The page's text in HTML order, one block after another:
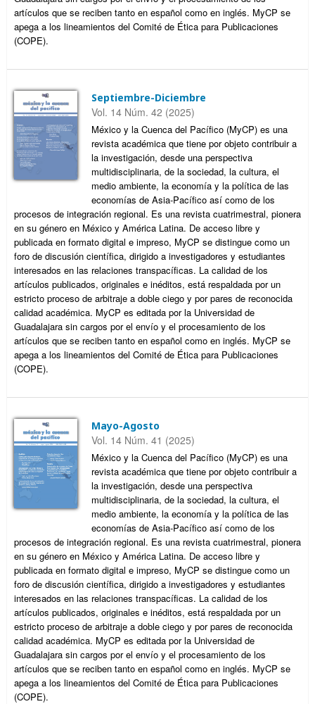
artículos que se reciben tanto en español como en inglés. MyCP se
apega a los lineamientos del Comité de Ética para Publicaciones
(COPE).
Septiembre-Diciembre
Vol. 14 Núm. 42 (2025)
México y la Cuenca del Pacífico (MyCP) es una
revista académica que tiene por objeto contribuir a
la investigación, desde una perspectiva
multidisciplinaria, de la sociedad, la cultura, el
medio ambiente, la economía y la política de las
economías de Asia-Pacífico así como de los
procesos de integración regional. Es una revista cuatrimestral, pionera
en su género en México y América Latina. De acceso libre y
publicada en formato digital e impreso, MyCP se distingue como un
foro de discusión científica, dirigido a investigadores y estudiantes
interesados en las relaciones transpacíficas. La calidad de los
artículos publicados, originales e inéditos, está respaldada por un
estricto proceso de arbitraje a doble ciego y por pares de reconocida
calidad académica. MyCP es editada por la Universidad de
Guadalajara sin cargos por el envío y el procesamiento de los
artículos que se reciben tanto en español como en inglés. MyCP se
apega a los lineamientos del Comité de Ética para Publicaciones
(COPE).
Mayo-Agosto
Vol. 14 Núm. 41 (2025)
México y la Cuenca del Pacífico (MyCP) es una
revista académica que tiene por objeto contribuir a
la investigación, desde una perspectiva
multidisciplinaria, de la sociedad, la cultura, el
medio ambiente, la economía y la política de las
economías de Asia-Pacífico así como de los
procesos de integración regional. Es una revista cuatrimestral, pionera
en su género en México y América Latina. De acceso libre y
publicada en formato digital e impreso, MyCP se distingue como un
foro de discusión científica, dirigido a investigadores y estudiantes
interesados en las relaciones transpacíficas. La calidad de los
artículos publicados, originales e inéditos, está respaldada por un
estricto proceso de arbitraje a doble ciego y por pares de reconocida
calidad académica. MyCP es editada por la Universidad de
Guadalajara sin cargos por el envío y el procesamiento de los
artículos que se reciben tanto en español como en inglés. MyCP se
apega a los lineamientos del Comité de Ética para Publicaciones
(COPE).